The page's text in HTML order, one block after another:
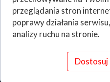
przeglądania stron
poprawy działania
analizy ruchu na stronie.
Dostosuj